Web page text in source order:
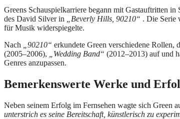
Greens Schauspielkarriere begann mit Gastauftritten in
des David Silver in
„Beverly Hills, 90210“ . Die Serie
für Musik widerspiegelte.
Nach
„90210“ erkundete Green verschiedene Rollen,
(2005–2006),
„Wedding Band“ (2012–2013) auf und
Genres anzupassen.
Bemerkenswerte Werke und
Neben seinem Erfolg im Fernsehen wagte sich
unterstrich es seine Bereitschaft, künstlerisch zu